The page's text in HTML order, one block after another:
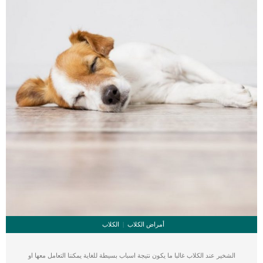
أمراض الكلاب الكلاب
الشخير عند الكلاب غالبا ما يكون نتيجة اسباب بسيطة للغاية يمكننا التعامل معها او